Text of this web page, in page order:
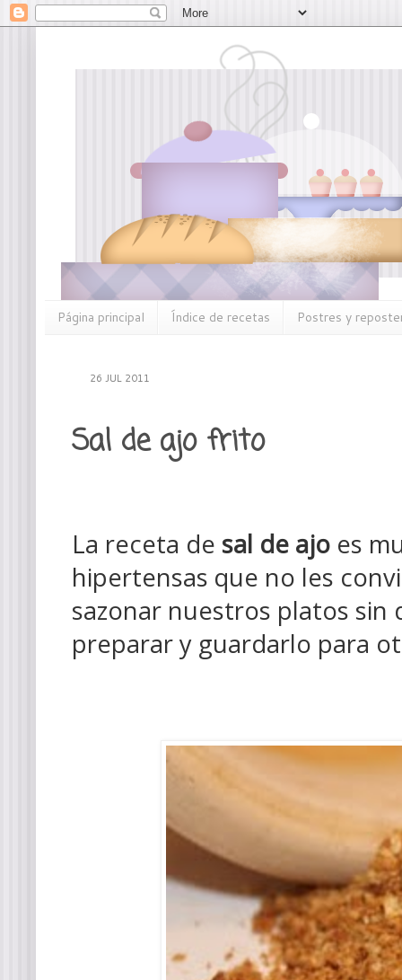
Página principal Índice de recetas Postres y
26 JUL 2011
Sal de ajo frito
La receta de sal de ajo es
hipertensas que no les
sazonar nuestros platos sin
preparar y guardarlo para